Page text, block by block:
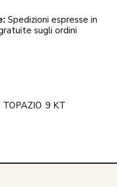
Spedizioni espresse in
sugli ordini
TOPAZIO 9 KT